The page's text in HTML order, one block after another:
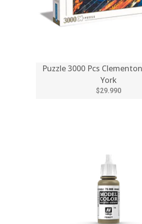
Puzzle 3000 Pcs
York
$29.990